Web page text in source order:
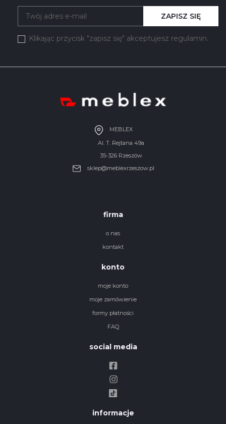
Klikając przycisk "zapisz się" akceptujesz regulamin.
ZAPISZ SIĘ
MEBLEX
Al. T. Rejtana 49a
35-326 Rzeszów
sklep@meblexrzeszow.pl
firma
o nas
kontakt
konto
moje konto
moje zamówienie
formy płatności
FAQ
social media
informacje